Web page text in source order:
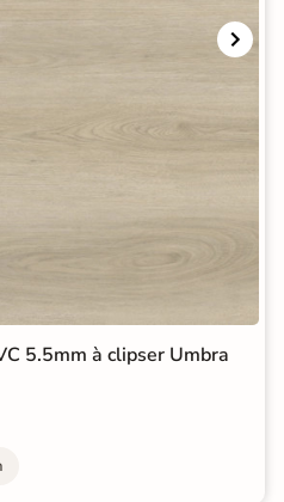
5.5mm à clipser Umbra